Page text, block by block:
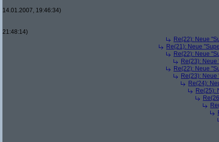
14.01.2007, 19:46:34)
21:48:14)
Re(22): Neue
Re(21): Neue
Re(22): Neue
Re(23):
Re(22): Neue
Re(23):
Re(24):
Re(25):